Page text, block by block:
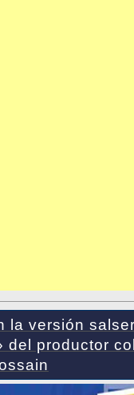
la versión
del productor